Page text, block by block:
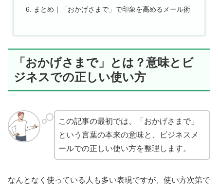
まとめ｜「おかげさまで」で印象を高めるメール術
「おかげさまで」とは？意味とビ
ジネスでの正しい使い方
この記事の最初では、「おかげさまで」
という言葉の本来の意味と、ビジネスメ
ールでの正しい使い方を整理します。
なんとなく使っている人も多い表現ですが、使い方次第で